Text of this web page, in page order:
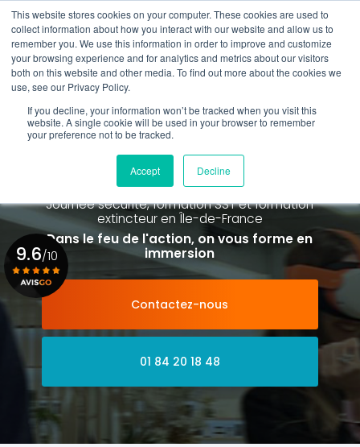
This website stores cookies on your computer. These cookies are used to
collect information about how you interact with our website and allow us to
remember you. We use this information in order to improve and customize
your browsing experience and for analytics and metrics about our visitors
both on this website and other media. To find out more about the cookies we
use, see our Privacy Policy.
If you decline, your information won’t be tracked when you visit this
website. A single cookie will be used in your browser to remember
your preference not to be tracked.
Accept Decline
Aller
au
contenu
principal
01 84 20 18 48
Spécialiste de la formation SST et
de la Formation Incendie
à Paris La Défense depuis 2015
Journée sécurité, formation SST et formation
extincteuren Île-de-France
Dans le feu de l'action, on vous forme en
immersion
Contactez-nous
01 84 20 18 48
9.6/10
Voir le certificat